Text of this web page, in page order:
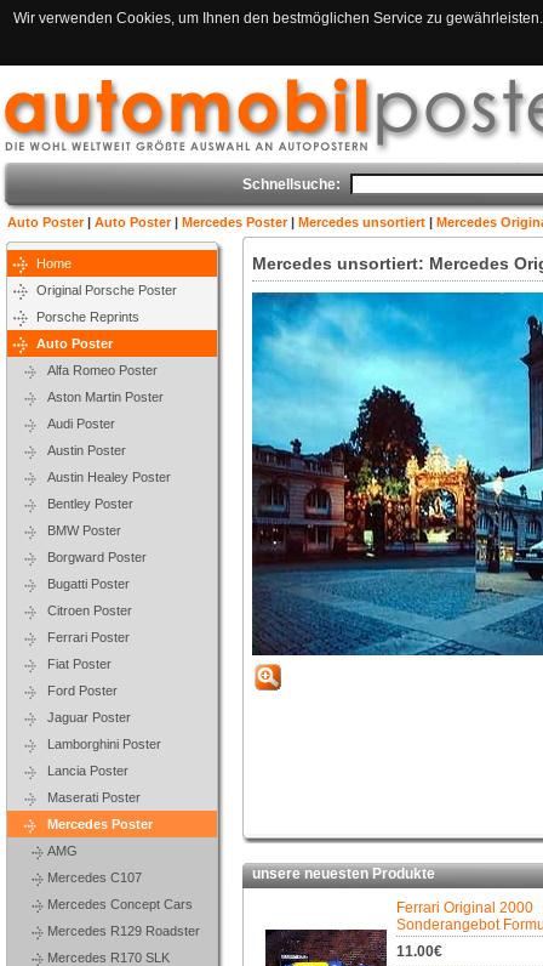
Wir verwenden Cookies, um Ihnen den bestmöglichen Service zu
Schnellsuche:
Auto Poster| Auto Poster| Mercedes Poster| Mercedes unsortiert | Mercedes
Home
Original Porsche Poster
Porsche Reprints
Auto Poster
Alfa Romeo Poster
Aston Martin Poster
Audi Poster
Austin Poster
Austin Healey Poster
Bentley Poster
BMW Poster
Borgward Poster
Bugatti Poster
Citroen Poster
Ferrari Poster
Fiat Poster
Ford Poster
Jaguar Poster
Lamborghini Poster
Lancia Poster
Maserati Poster
Mercedes Poster
AMG
Mercedes C107
Mercedes Concept Cars
Mercedes R129 Roadster
Mercedes R170 SLK
Mercedes unsortiert: Mercedes
unsere neuesten Produkte
Ferrari Original 2000
Sonderangebot
11.00€